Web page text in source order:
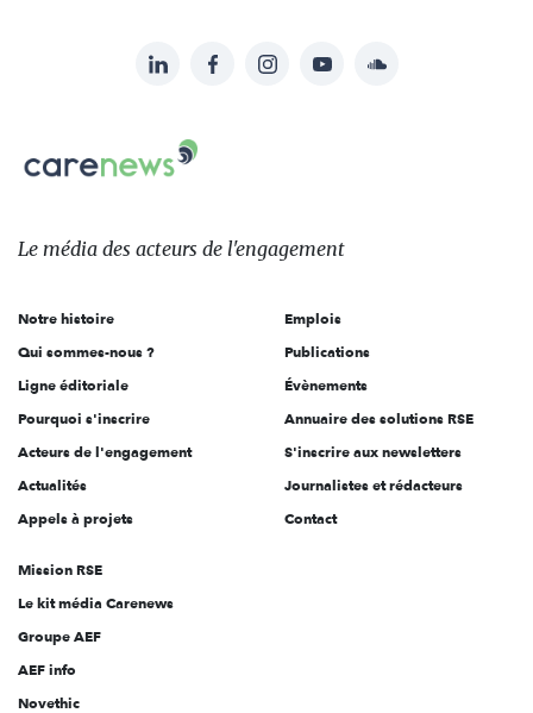
sur:
LinkedInFacebookInstagramYouTubeSoundcloud
Le
des
l'engagement
Le média des acteurs de l'engagement
Notre histoire
Qui sommes-nous ?
Ligne éditoriale
Pourquoi s'inscrire
Acteurs de l'engagement
Actualités
Appels à projets
Emplois
Publications
Évènements
Annuaire des solutions RSE
S'inscrire aux newsletters
Journalistes et rédacteurs
Contact
Mission RSE
Le kit média Carenews
Groupe AEF
AEF info
Novethic